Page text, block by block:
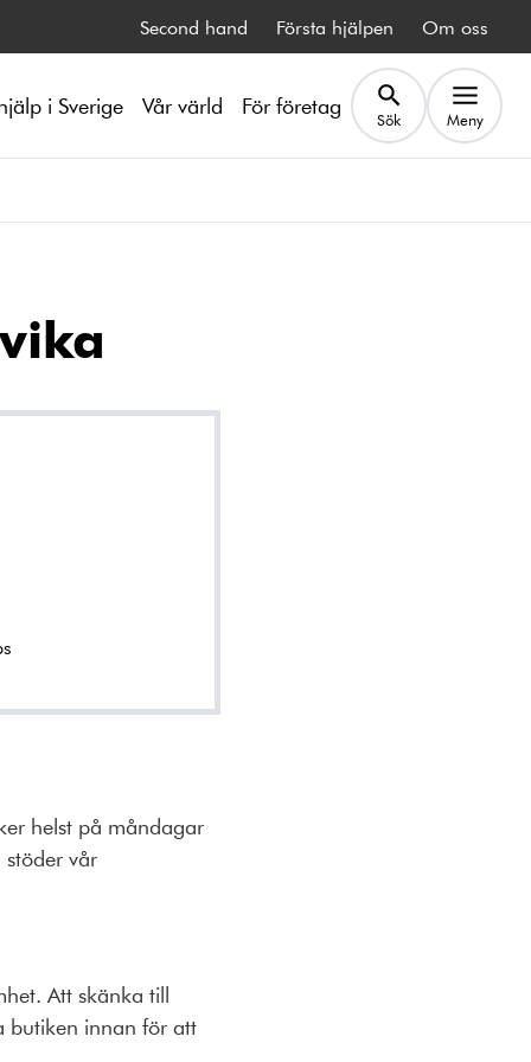
Second hand Första hjälpen Om oss
i Sverige Vår värld För företag Sök Meny
helst på måndagar
vår
Att skänka till
butiken innan för att